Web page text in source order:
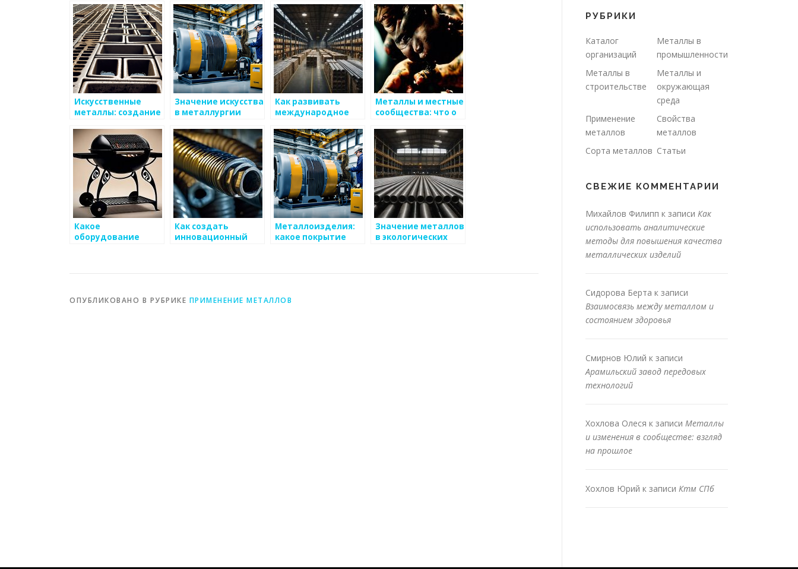
начинающим
потребления
металлоизделий
отрасли
Искусственные
металлы: создание
Значение искусства
в металлургии
Как развивать
международное
металловедении
Металлы и местные
сообщества: что о
Какое
оборудование
Как создать
инновационный
Металлоизделия:
какое покрытие
Значение металлов
в экологических
ОПУБЛИКОВАНО В РУБРИКЕ ПРИМЕНЕНИЕ МЕТАЛЛОВ
РУБРИКИ
Каталог
организаций
Металлы в
промышленности
Металлы в
строительстве
Металлы и
окружающая
среда
Применение
металлов
Свойства
металлов
Сорта металлов Статьи
СВЕЖИЕ КОММЕНТАРИИ
Михайлов Филипп к записи Как
использовать аналитические
методы для повышения качества
металлических изделий
Сидорова Берта к записи
Взаимосвязь между металлом и
состоянием здоровья
Смирнов Юлий к записи
Арамильский завод передовых
технологий
Хохлова Олеся к записи Металлы
и изменения в сообществе: взгляд
на прошлое
Хохлов Юрий к записи Ктм СПб